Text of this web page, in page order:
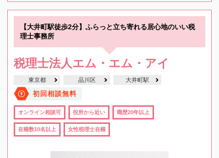
【大井町駅徒歩2分】ふらっと立ち寄れる居心地のいい税
理士事務所
税理士法人エム・エム・アイ
東京都 品川区 大井町駅
初回相談無料
オンライン相談可 役所から近い 職歴20年以上
在籍数10名以上 女性税理士在籍